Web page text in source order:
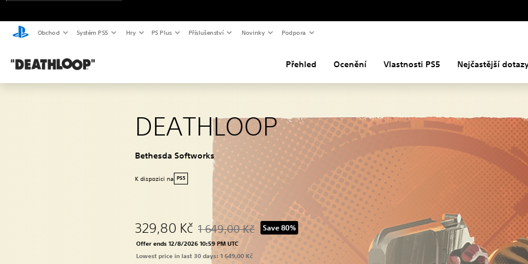
Obchod Systém PS5 Hry PS Plus Příslušenství Novinky Podpora
Přehled Ocenění Vlastnosti PS5 Nejčastější
DEATHLOOP
Bethesda Softworks
K dispozici na PS5
329,80 Kč Discounted from original price of 1 649,00 Kč
1 649,00 Kč Save 80%
Offer ends 12/8/2026 10:59 PM UTC
Lowest price in last 30 days: 1 649,00 Kč